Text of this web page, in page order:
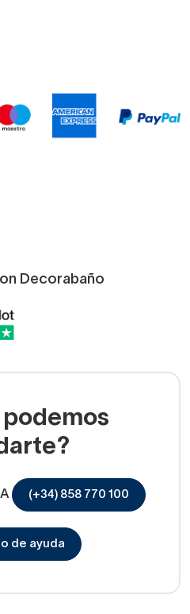
Decorabaño
(+34) 858 770 100
de ayuda